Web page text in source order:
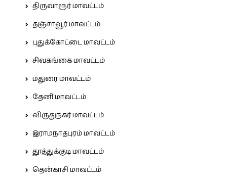
திருவாரூர் மாவட்டம்
தஞ்சாவூர் மாவட்டம்
புதுக்கோட்டை மாவட்டம்
சிவகங்கை மாவட்டம்
மதுரை மாவட்டம்
தேனி மாவட்டம்
விருதுநகர் மாவட்டம்
இராமநாதபுரம் மாவட்டம்
தூத்துக்குடி மாவட்டம்
தென்காசி மாவட்டம்